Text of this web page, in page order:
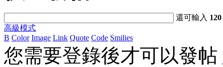
還可輸入 120
高級模式
B Color Image Link Quote Code Smilies
您需要登錄後才可以發帖